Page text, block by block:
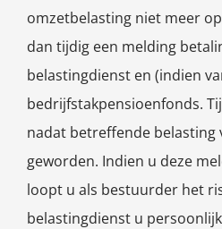
omzetbelasting niet meer
dan tijdig een melding
belastingdienst en (indien
bedrijfstakpensioenfonds.
nadat betreffende belasting
geworden. Indien u deze
loopt u als bestuurder het
belastingdienst u